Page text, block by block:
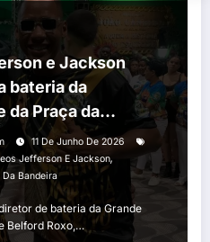
e Jackson
bateria da
da Praça da
11 De Junho De 2026
Jefferson E Jackson,
Da Bandeira
de bateria da Grande
Belford Roxo,…